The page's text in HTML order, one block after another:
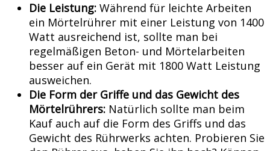
Die Leistung: Während für leichte Arbeiten
ein Mörtelrührer mit einer Leistung von 1400
Watt ausreichend ist, sollte man bei
regelmäßigen Beton- und Mörtelarbeiten
besser auf ein Gerät mit 1800 Watt Leistung
ausweichen.
Die Form der Griffe und das Gewicht des
Mörtelrührers: Natürlich sollte man beim
Kauf auch auf die Form des Griffs und das
Gewicht des Rührwerks achten. Probieren Sie